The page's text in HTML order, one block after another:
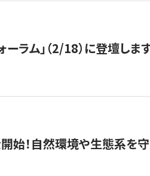
ラム」（2/18）に登壇しま
始！自然環境や生態系を